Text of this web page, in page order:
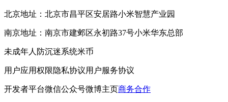
北京地址：北京市昌平区安居路小米智慧产业园
南京地址：南京市建邺区永初路37号小米华东总部
未成年人防沉迷系统米币
用户应用权限隐私协议用户服务协议
开发者平台微信公众号微博主页商务合作